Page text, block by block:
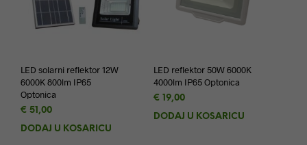
LED solarni reflektor 12W
6000K 800lm IP65
Optonica
€ 51,00
DODAJ U KOŠARICU
LED reflektor 50W 6000K
4000lm IP65 Optonica
€ 19,00
DODAJ U KOŠARICU